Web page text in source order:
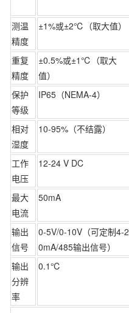
测温
精度
±1%或±2℃（取大值）
重复
精度
±0.5%或±1℃（取大
值）
保护
等级
IP65（NEMA-4）
相对
湿度
10-95%（不结露）
工作
电压
12-24 V DC
最大
电流
50mA
输出
信号
0-5V/0-10V（可定制4-2
0mA/485输出信号）
输出
分辨
率
0.1℃